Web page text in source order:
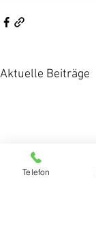
Aktuelle Beiträge
Telefon